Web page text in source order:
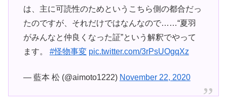
は、主に可読性のためというこちら側の都合だっ
たのですが、それだけではなんなので……“夏羽
がみんなと仲良くなった証”という解釈でやって
ます。 #怪物事変 pic.twitter.com/3rPsUOgqXz
— 藍本 松 (@aimoto1222) November 22, 2020